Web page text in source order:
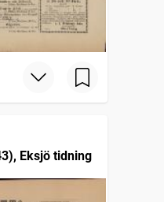
Eksjö tidning